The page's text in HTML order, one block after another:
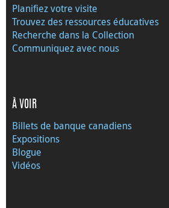
Planifiez votre visite
Trouvez des ressources éducatives
Recherche dans la Collection
Communiquez avec nous
À VOIR
Billets de banque canadiens
Expositions
Blogue
Vidéos